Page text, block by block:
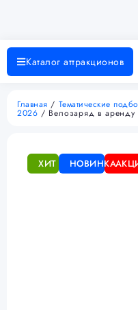
Каталог аттракционов
Главная / Тематические
2026 / Велозаряд в аренду
НОВИНКА
ХИТ